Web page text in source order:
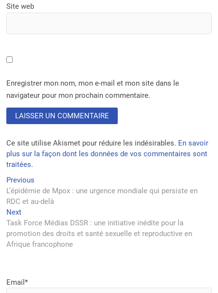
Site web
Enregistrer mon nom, mon e-mail et mon site dans le
navigateur pour mon prochain commentaire.
Ce site utilise Akismet pour réduire les indésirables. En savoir
plus sur la façon dont les données de vos commentaires sont
traitées.
Navigation
de
l’article
Previous
post:
L’épidémie de Mpox : une urgence mondiale qui persiste en
RDC et au-delà
NextNext
post:
Task Force Médias DSSR : une initiative inédite pour la
promotion des droits et santé sexuelle et reproductive en
Afrique francophone
Email*